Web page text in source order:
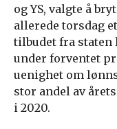
og YS, valgte å
allerede torsdag
tilbudet fra staten
under forventet
uenighet om
stor andel av
i 2020.